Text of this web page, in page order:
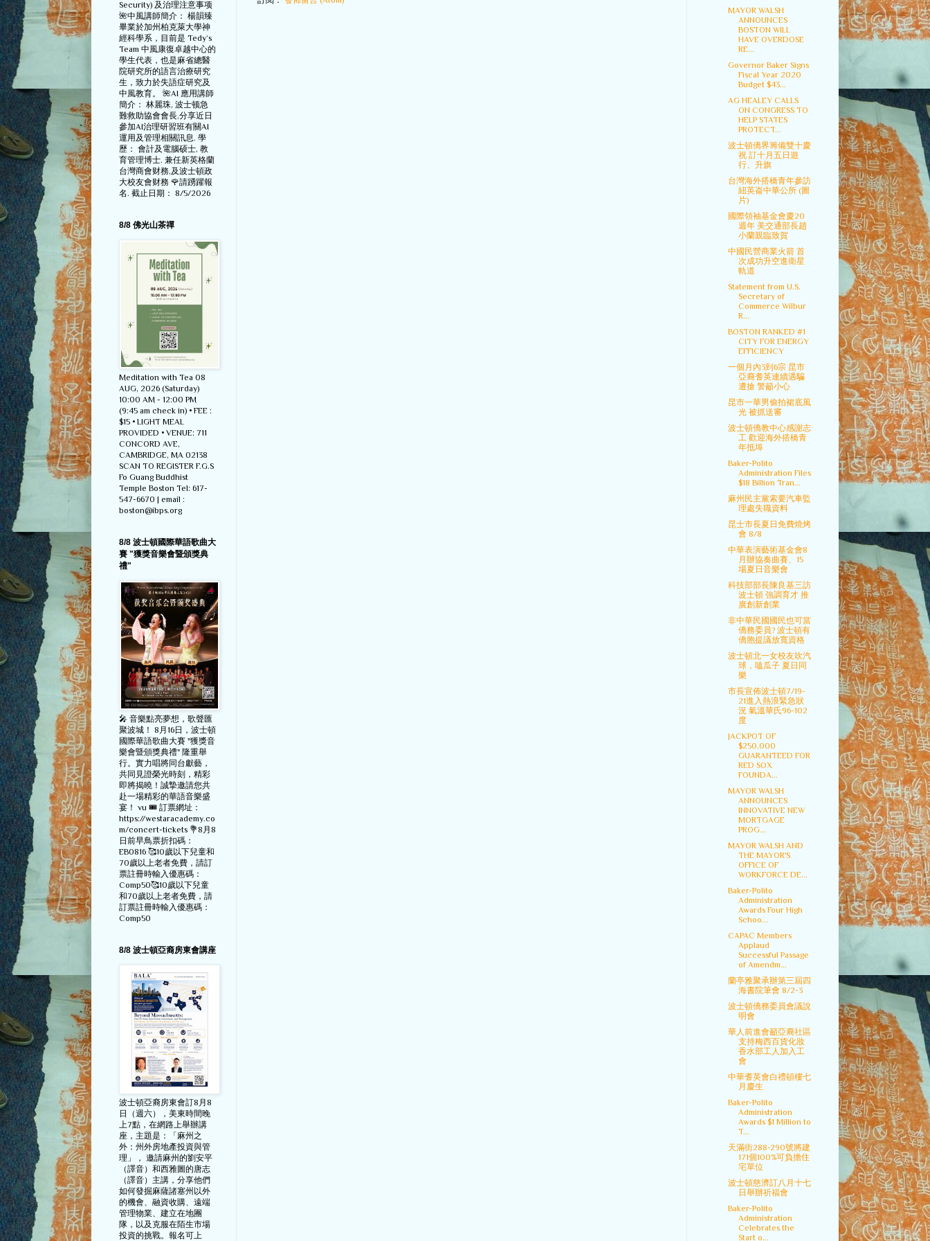
Security) 及治理注意事项
🌺中風講師簡介： 楊韻臻
畢業於加州柏克萊大學神
經科學系，目前是 Tedy‘s
Team 中風康復卓越中心的
學生代表，也是麻省總醫
院研究所的語言治療研究
生，致力於失語症研究及
中風教育。 🌺AI 應用講師
簡介： 林麗珠, 波士顿急
難救助協會會長,分享近日
參加AI治理研習班有關AI
運用及管理相關訊息. 學
歷： 會計及電腦硕士, 教
育管理博士. 兼任新英格蘭
台灣商會财務,及波士頓政
大校友會财務 🌹請踴躍報
名. 截止日期： 8/5/2026
8/8 佛光山茶禪
Meditation with Tea 08
AUG, 2026 (Saturday)
10:00 AM - 12:00 PM
(9:45 am check in) • FEE :
$15 • LIGHT MEAL
PROVIDED • VENUE: 711
CONCORD AVE,
CAMBRIDGE, MA 02138
SCAN TO REGISTER F.G.S
Fo Guang Buddhist
Temple Boston Tel: 617-
547-6670 | email :
boston@ibps.org
8/8 波士頓國際華語歌曲大
賽 "獲獎音樂會暨頒獎典
禮"
🎤 音樂點亮夢想，歌聲匯
聚波城！ 8月16日，波士頓
國際華語歌曲大賽 "獲獎音
樂會暨頒獎典禮" 隆重舉
行。實力唱將同台獻藝，
共同見證榮光時刻，精彩
即將揭曉！誠摯邀請您共
赴一場精彩的華語音樂盛
宴！ vu 🎟️ 訂票網址：
https://westaracademy.co
m/concert-tickets 💐8月8
日前早鳥票折扣碼：
EB0816 🥰10歲以下兒童和
70歲以上老者免費，請訂
票註冊時輸入優惠碼：
Comp50🥰10歲以下兒童
和70歲以上老者免費，請
訂票註冊時輸入優惠碼：
Comp50
8/8 波士頓亞裔房東會講座
波士頓亞裔房東會訂8月8
日（週六），美東時間晚
上7點，在網路上舉辦講
座，主題是：「麻州之
外：州外房地產投資與管
理」， 邀請麻州的劉安平
（譯音）和西雅圖的唐志
（譯音）主講，分享他們
如何發掘麻薩諸塞州以外
的機會、融資收購、遠端
管理物業、建立在地團
隊，以及克服在陌生市場
投資的挑戰。報名可上
MAYOR WALSH
ANNOUNCES
BOSTON WILL
HAVE OVERDOSE
RE...
Governor Baker Signs
Fiscal Year 2020
Budget $43...
AG HEALEY CALLS
ON CONGRESS TO
HELP STATES
PROTECT...
波士頓僑界籌備雙十慶
祝 訂十月五日遊
行、升旗
台灣海外搭橋青年參訪
紐英崙中華公所 (圖
片)
國際領袖基金會慶20
週年 美交通部長趙
小蘭親臨致賀
中國民營商業火箭 首
次成功升空進衛星
軌道
Statement from U.S.
Secretary of
Commerce Wilbur
R...
BOSTON RANKED #1
CITY FOR ENERGY
EFFICIENCY
一個月內3到6宗 昆市
亞裔耆英連續遇騙
遭搶 警籲小心
昆市一華男偷拍裙底風
光 被抓送審
波士頓僑教中心感謝志
工 歡迎海外搭橋青
年抵埠
Baker-Polito
Administration Files
$18 Billion Tran...
麻州民主黨索要汽車監
理處失職資料
昆士市長夏日免費燒烤
會 8/8
中華表演藝術基金會8
月辦協奏曲賽、15
場夏日音樂會
科技部部長陳良基三訪
波士頓 強調育才 推
廣創新創業
非中華民國國民也可當
僑務委員? 波士頓有
僑胞提議放寬資格
波士頓北一女校友吹汽
球，嗑瓜子 夏日同
樂
市長宣佈波士頓7/19-
21進入熱浪緊急狀
況 氣溫華氏96-102
度
JACKPOT OF
$250,000
GUARANTEED FOR
RED SOX
FOUNDA...
MAYOR WALSH
ANNOUNCES
INNOVATIVE NEW
MORTGAGE
PROG...
MAYOR WALSH AND
THE MAYOR'S
OFFICE OF
WORKFORCE DE...
Baker-Polito
Administration
Awards Four High
Schoo...
CAPAC Members
Applaud
Successful Passage
of Amendm...
蘭亭雅聚承辦第三屆四
海書院筆會 8/2-3
波士頓僑務委員會議說
明會
華人前進會籲亞裔社區
支持梅西百貨化妝
香水部工人加入工
會
中華耆英會白禮頓樓七
月慶生
Baker-Polito
Administration
Awards $1 Million to
T...
天滿街288-290號將建
171個100%可負擔住
宅單位
波士頓慈濟訂八月十七
日舉辦祈福會
Baker-Polito
Administration
Celebrates the
Start o...